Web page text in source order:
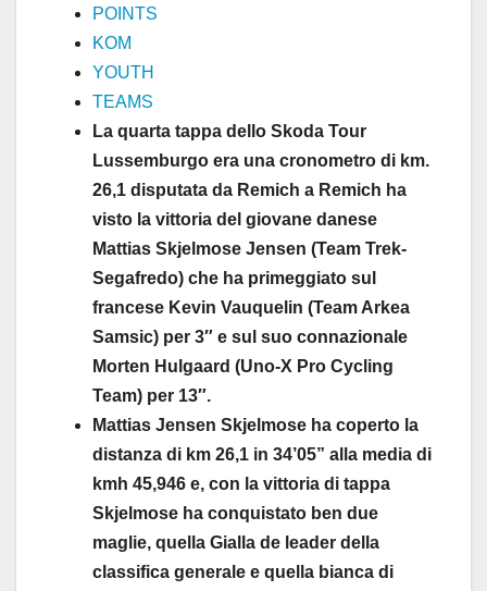
POINTS
KOM
YOUTH
TEAMS
La quarta tappa dello Skoda Tour
Lussemburgo era una cronometro di km.
26,1 disputata da Remich a Remich ha
visto la vittoria del giovane danese
Mattias Skjelmose Jensen (Team Trek-
Segafredo) che ha primeggiato sul
francese Kevin Vauquelin (Team Arkea
Samsic) per 3″ e sul suo connazionale
Morten Hulgaard (Uno-X Pro Cycling
Team) per 13″.
Mattias Jensen Skjelmose ha coperto la
distanza di km 26,1 in 34’05” alla media di
kmh 45,946 e, con la vittoria di tappa
Skjelmose ha conquistato ben due
maglie, quella Gialla de leader della
classifica generale e quella bianca di